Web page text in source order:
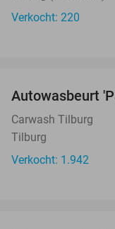
Verkocht: 220
Autowasbeurt
Carwash Tilburg
Tilburg
Verkocht: 1.942